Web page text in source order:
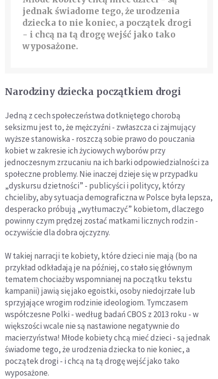
jednak świadome tego, że urodzenia
dziecka to nie koniec, a początek drogi
- i chcą na tą drogę wejść jako tako
wyposażone.
Narodziny dziecka początkiem drogi
Jedną z cech społeczeństwa dotkniętego chorobą
seksizmu jest to, że mężczyźni - zwłaszcza ci zajmujący
wyższe stanowiska - roszczą sobie prawo do pouczania
kobiet w zakresie ich życiowych wyborów przy
jednoczesnym zrzucaniu na ich barki odpowiedzialności za
społeczne problemy. Nie inaczej dzieje się w przypadku
„dyskursu dzietności” - publicyści i politycy, którzy
chcieliby, aby sytuacja demograficzna w Polsce była lepsza,
desperacko próbują „wytłumaczyć” kobietom, dlaczego
powinny czym prędzej zostać matkami licznych rodzin -
oczywiście dla dobra ojczyzny.
W takiej narracji te kobiety, które dzieci nie mają (bo na
przykład odkładają je na później, co stało się głównym
tematem chociażby wspomnianej na początku tekstu
kampanii) jawią się jako egoistki, osoby niedojrzałe lub
sprzyjające wrogim rodzinie ideologiom. Tymczasem
współczesne Polki - według badań CBOS z 2013 roku - w
większości wcale nie są nastawione negatywnie do
macierzyństwa! Młode kobiety chcą mieć dzieci - są jednak
świadome tego, że urodzenia dziecka to nie koniec, a
początek drogi - i chcą na tą drogę wejść jako tako
wyposażone.